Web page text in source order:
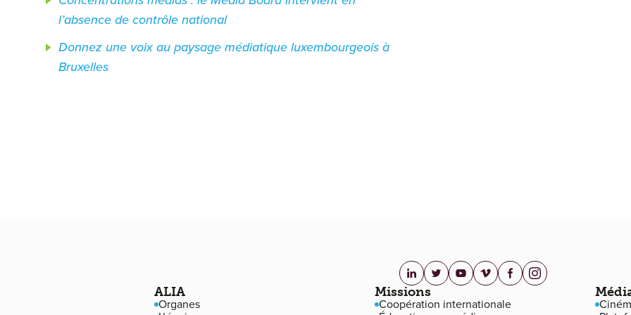
l’absence de contrôle national
Donnez une voix au paysage médiatique luxembourgeois à
Bruxelles
linkedin.com
twitter.com
youtube.com
vimeo.com
facebook.com
instagram.com
Navigation de pied de page
ALIA
Organes
Missions
Coopération internationale